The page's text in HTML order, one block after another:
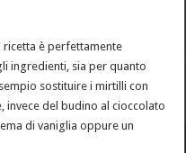
ricetta è perfettamente
ingredienti, sia per quanto
sostituire i mirtilli con
del budino al cioccolato
di vaniglia oppure un